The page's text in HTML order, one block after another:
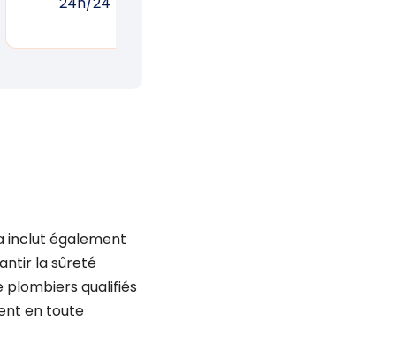
inclut également
la sûreté
plombiers qualifiés
en toute